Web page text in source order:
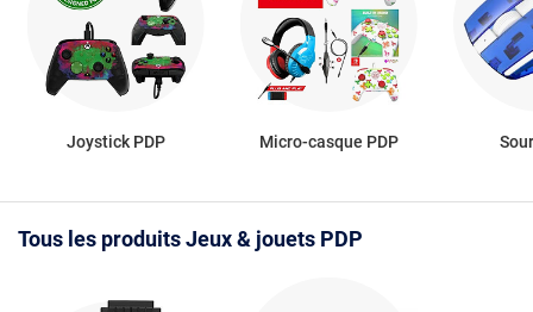
Joystick PDP Micro-casque PDP
Tous les produits Jeux & jouets PDP